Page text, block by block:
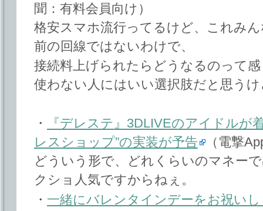
聞：有料会員向け）
格安スマホ流行ってるけど、これみ
前の回線ではないわけで、
接続料上げられたらどうなるのって
使わない人にはいい選択肢だと思うけ
・
『デレステ』3DLIVEのアイドルが
レスショップ”の実装が予告
（電撃
どういう形で、どれくらいのマネー
クショ人気ですからねぇ。
・ 一緒にバレンタインデーをお祝い